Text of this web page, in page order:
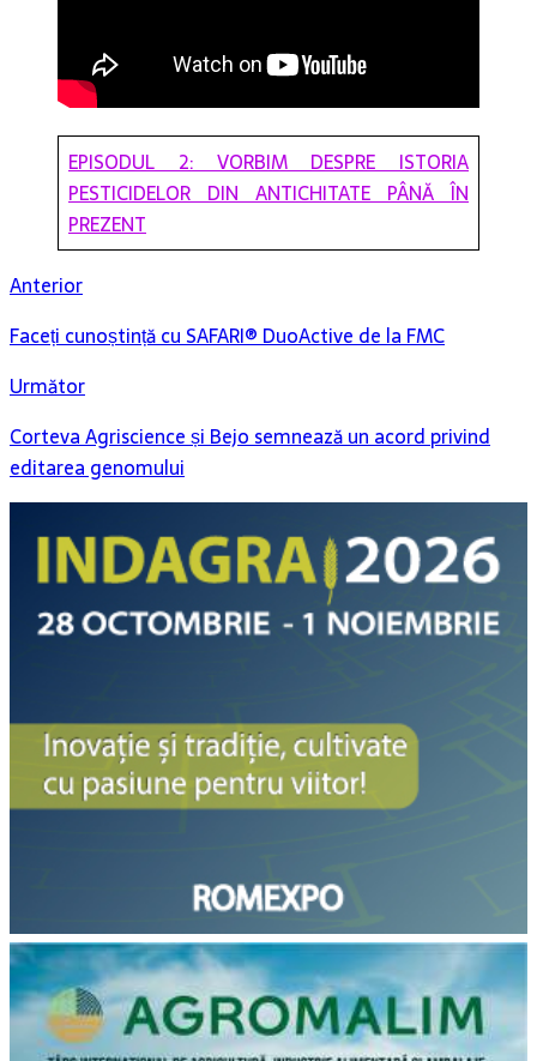
EPISODUL 2: VORBIM DESPRE ISTORIA
PESTICIDELOR DIN ANTICHITATE PÂNĂ ÎN
PREZENT
Anterior
Faceți cunoștință cu SAFARI® DuoActive de la FMC
Următor
Corteva Agriscience și Bejo semnează un acord privind
editarea genomului